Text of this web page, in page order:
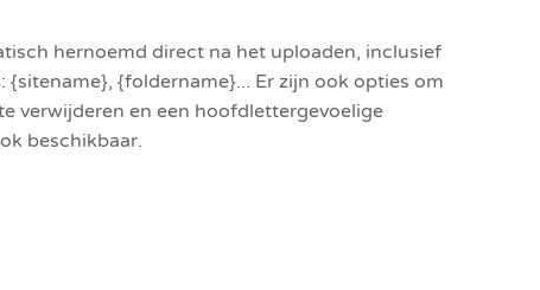
hernoemd direct na het uploaden, inclusief
{sitename}, {foldername}... Er zijn ook opties om
verwijderen en een hoofdlettergevoelige
beschikbaar.